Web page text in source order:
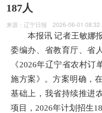
187人
来源：辽宁日报 2026-06-01 08:32
本报讯 记者王敏娜报
委编办、省教育厅、省
《2026年辽宁省农村
施方案》。方案明确，
基础上，我省持续推进
项目，2026年计划招生